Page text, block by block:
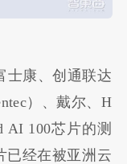
士康、创通联达
）、戴尔、H
AI 100芯片的测
已经在被亚洲云